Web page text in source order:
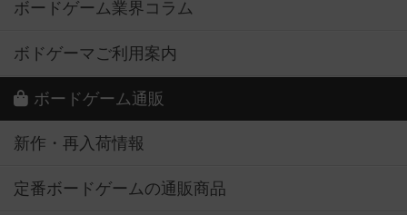
ボードゲーム業界コラム
ボドゲーマご利用案内
ボードゲーム通販
新作・再入荷情報
定番ボードゲームの通販商品